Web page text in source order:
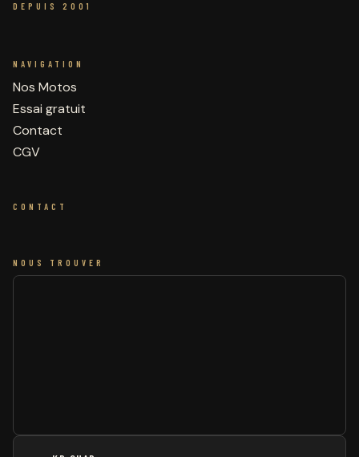
DEPUIS 2001
NAVIGATION
Nos Motos
Essai gratuit
Contact
CGV
CONTACT
NOUS TROUVER